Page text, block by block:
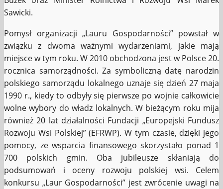
Sawicki.
Pomysł organizacji „Lauru Gospodarności” powstał w
związku z dwoma ważnymi wydarzeniami, jakie mają
miejsce w tym roku. W 2010 obchodzona jest w Polsce 20.
rocznica samorządności. Za symboliczną datę narodzin
polskiego samorządu lokalnego uznaje się dzień 27 maja
1990 r., kiedy to odbyły się pierwsze po wojnie całkowicie
wolne wybory do władz lokalnych. W bieżącym roku mija
również 20 lat działalności Fundacji „Europejski Fundusz
Rozwoju Wsi Polskiej” (EFRWP). W tym czasie, dzięki jego
pomocy, ze wsparcia finansowego skorzystało ponad 1
700 polskich gmin. Oba jubileusze skłaniają do
podsumowań i oceny rozwoju polskiej wsi. Celem
konkursu „Laur Gospodarności” jest zwrócenie uwagi na